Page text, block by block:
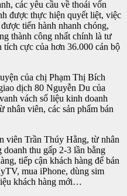
các yêu cầu về thoái vốn
được thực hiện quyết liệt, việc
tiến hành nhanh chóng,
thành công nhất chính là tư
cực của hơn 36.000 cán bộ
của chị Phạm Thị Bích
dịch 80 Nguyễn Du của
vách số liệu kinh doanh
nhân viên, các sản phẩm bán
viên Trần Thúy Hằng, từ nhân
thu gấp 2-3 lần bằng
tiếp cận khách hàng để bán
mua iPhone, dùng sim
khách hàng mới…